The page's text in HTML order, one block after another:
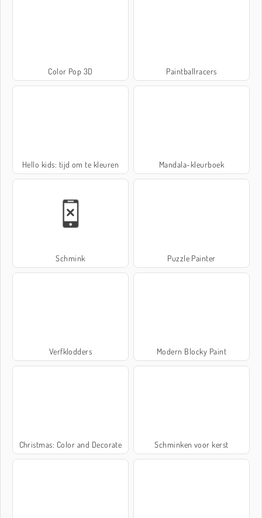
Color Pop 3D Paintballracers
Hello kids: tijd om te kleuren Mandala-kleurboek
Schmink Puzzle Painter
Verfklodders Modern Blocky Paint
Christmas: Color and Decorate Schminken voor kerst